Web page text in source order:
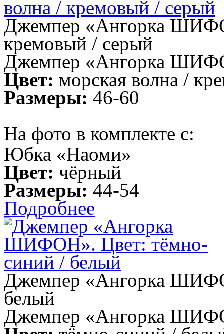
Джемпер «Ангорка
кремовый / серый
Джемпер «Ангорка
Цвет: морская волна /
Размеры: 46-60
На фото в комплекте с:
Юбка «Наоми»
Цвет: чёрный
Размеры: 44-54
Подробнее
Джемпер «Ангорка
белый
Джемпер «Ангорка